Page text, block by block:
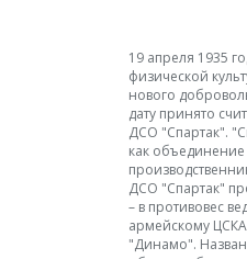
19 апреля 1935
физической
нового
дату принято
ДСО "Спартак".
как
ДСО "Спартак"
– в противовес
армейскому
"Динамо".